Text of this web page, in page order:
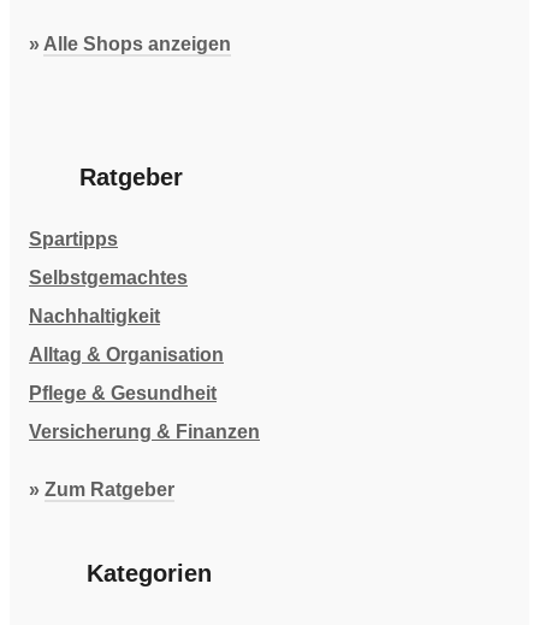
» Alle Shops anzeigen
Ratgeber
Spartipps
Selbstgemachtes
Nachhaltigkeit
Alltag & Organisation
Pflege & Gesundheit
Versicherung & Finanzen
» Zum Ratgeber
Kategorien